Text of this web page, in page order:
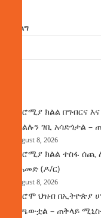
ፈልግ
በኦሮሚያ ክልል በግብርና
የክልሉን ገቢ አሳድጎታል
August 8, 2026
በኦሮሚያ ክልል ተስፋ
አሕመድ (ዶ/ር)
August 8, 2026
የኦሮሞ ህዝብ በኢትዮጵያ
ተጫውቷል – ጠቅላይ